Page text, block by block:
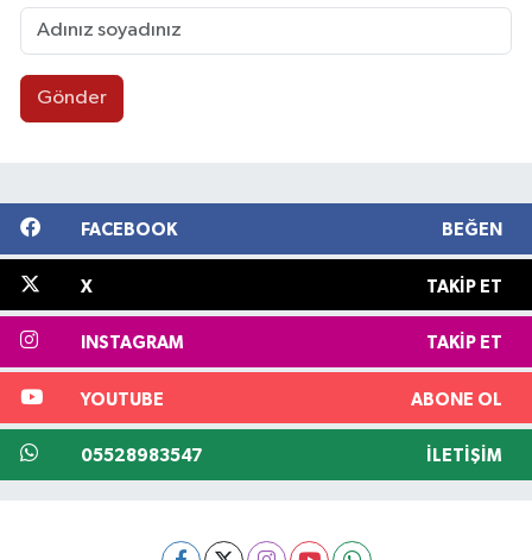
Gönder
FACEBOOK BEĞEN
X TAKIP ET
INSTAGRAM TAKIP ET
YOUTUBE ABONE OL
05528983547 İLETIŞIM